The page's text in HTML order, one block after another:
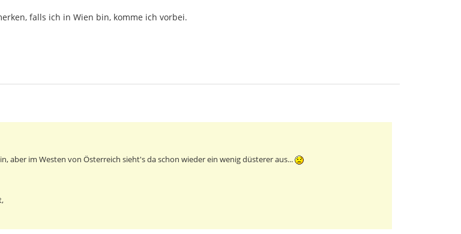
falls ich in Wien bin, komme ich vorbei.
aber im Westen von Österreich sieht's da schon wieder ein wenig düsterer aus...